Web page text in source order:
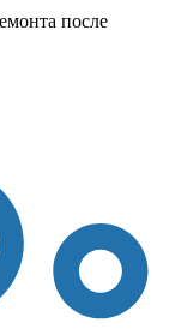
после